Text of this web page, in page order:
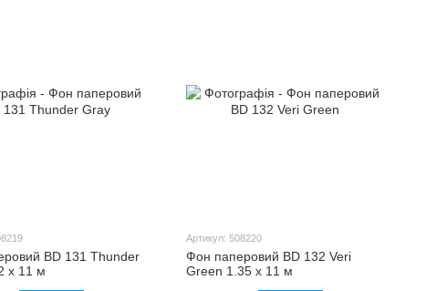
BD 131 Thunder
х 11 м
Артикул: 508220
Фон паперовий BD 132 Veri
Green 1.35 х 11 м